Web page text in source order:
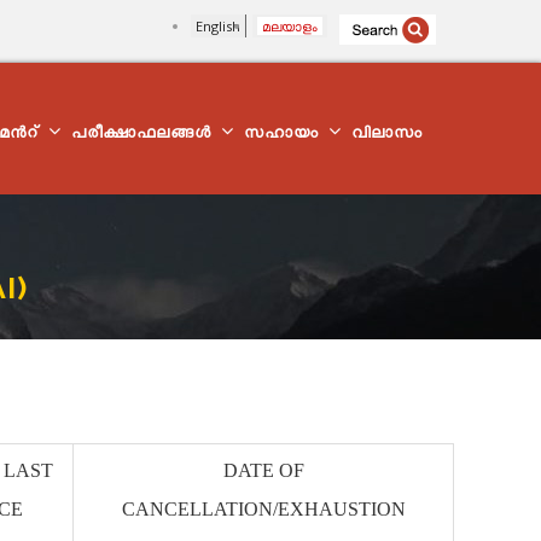
English മലയാളം
പരീക്ഷാഫലങ്ങൾ സഹായം വിലാസം
LAST
DATE OF
CANCELLATION/EXHAUSTION